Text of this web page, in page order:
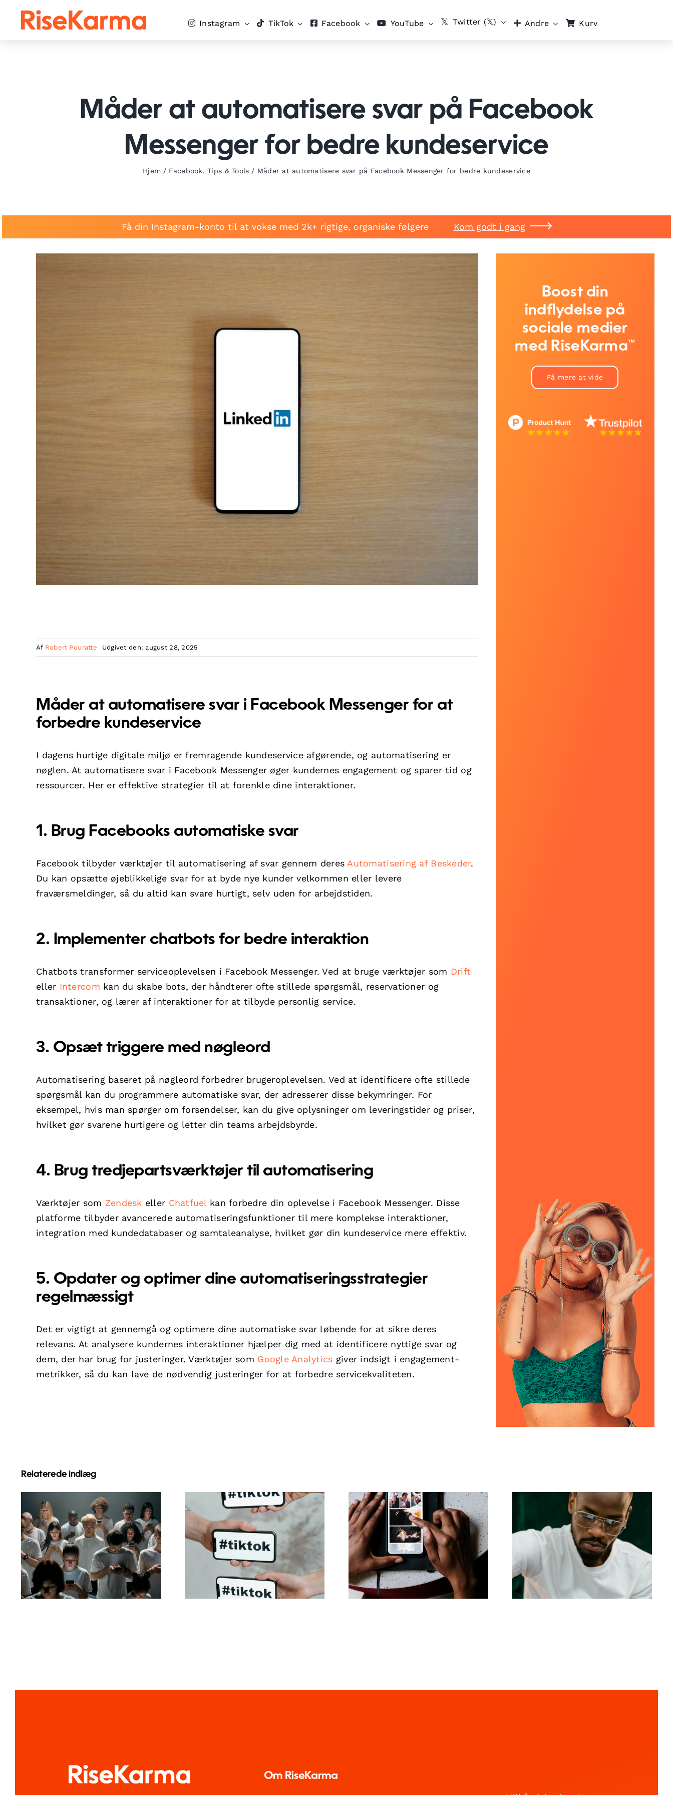
Instagram TikTok Facebook YouTube Twitter (𝕏) Andre Kurv
Måder at automatisere svar på Facebook
Messenger for bedre kundeservice
Hjem / Facebook,Tips & Tools / Måder at automatisere svar på Facebook Messenger for bedre kundeservice
Få din Instagram-konto til at vokse med 2k+ rigtige, organiske følgere Kom godt i gang
Af Robert Pouratte Udgivet den: august 28, 2025
Måder at automatisere svar i Facebook Messenger for at
forbedre kundeservice
I dagens hurtige digitale miljø er fremragende kundeservice afgørende, og automatisering er
nøglen. At automatisere svar i Facebook Messenger øger kundernes engagement og sparer tid og
ressourcer. Her er effektive strategier til at forenkle dine interaktioner.
1. Brug Facebooks automatiske svar
Facebook tilbyder værktøjer til automatisering af svar gennem deres Automatisering af Beskeder.
Du kan opsætte øjeblikkelige svar for at byde nye kunder velkommen eller levere
fraværsmeldinger, så du altid kan svare hurtigt, selv uden for arbejdstiden.
2. Implementer chatbots for bedre interaktion
Chatbots transformer serviceoplevelsen i Facebook Messenger. Ved at bruge værktøjer som Drift
eller Intercom kan du skabe bots, der håndterer ofte stillede spørgsmål, reservationer og
transaktioner, og lærer af interaktioner for at tilbyde personlig service.
3. Opsæt triggere med nøgleord
Automatisering baseret på nøgleord forbedrer brugeroplevelsen. Ved at identificere ofte stillede
spørgsmål kan du programmere automatiske svar, der adresserer disse bekymringer. For
eksempel, hvis man spørger om forsendelser, kan du give oplysninger om leveringstider og priser,
hvilket gør svarene hurtigere og letter din teams arbejdsbyrde.
4. Brug tredjepartsværktøjer til automatisering
Værktøjer som Zendesk eller Chatfuel kan forbedre din oplevelse i Facebook Messenger. Disse
platforme tilbyder avancerede automatiseringsfunktioner til mere komplekse interaktioner,
integration med kundedatabaser og samtaleanalyse, hvilket gør din kundeservice mere effektiv.
5. Opdater og optimer dine automatiseringsstrategier
regelmæssigt
Det er vigtigt at gennemgå og optimere dine automatiske svar løbende for at sikre deres
relevans. At analysere kundernes interaktioner hjælper dig med at identificere nyttige svar og
dem, der har brug for justeringer. Værktøjer som Google Analytics giver indsigt i engagement-
metrikker, så du kan lave de nødvendig justeringer for at forbedre servicekvaliteten.
Boost din
indflydelse på
sociale medier
med RiseKarma™
Få mere at vide
Relaterede indlæg
Tips til at designe
flotte Facebook-
annoncer, der
konverterer
De bedste
privatindstillinger for
TikTok i 2024
Bedste apps til at
animere fotos til
fængende Facebook-
opslag
Top 17 Avancerede
Tips til at Forstå
TikTok Algoritmen
Om RiseKarma